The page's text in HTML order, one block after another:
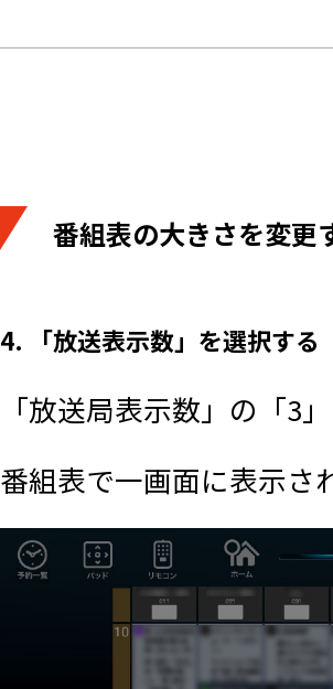
番組表の大きさを変更
4. 「放送表示数」を選択する
「放送局表示数」の「3
番組表で一画面に表示さ